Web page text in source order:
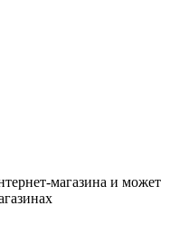
магазина и может